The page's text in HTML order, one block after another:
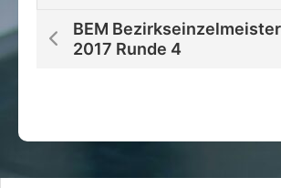
BEM
2017 Runde 4